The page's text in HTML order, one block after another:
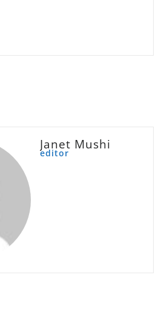
Janet Mushi
editor